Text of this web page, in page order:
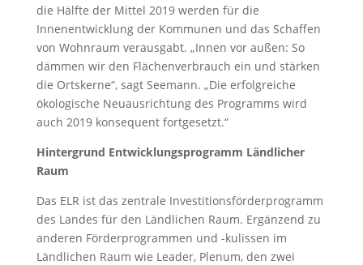
die Hälfte der Mittel 2019 werden für die
Innenentwicklung der Kommunen und das Schaffen
von Wohnraum verausgabt. „Innen vor außen: So
dämmen wir den Flächenverbrauch ein und stärken
die Ortskerne“, sagt Seemann. „Die erfolgreiche
ökologische Neuausrichtung des Programms wird
auch 2019 konsequent fortgesetzt.“
Hintergrund Entwicklungsprogramm Ländlicher
Raum
Das ELR ist das zentrale Investitionsförderprogramm
des Landes für den Ländlichen Raum. Ergänzend zu
anderen Förderprogrammen und -kulissen im
Ländlichen Raum wie Leader, Plenum, den zwei